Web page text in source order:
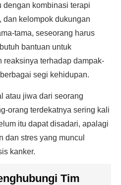
dengan kombinasi terapi
dan kelompok dukungan
tama, seseorang harus
bantuan untuk
reaksinya terhadap dampak-
segi kehidupan.
atau jiwa dari seorang
orang terdekatnya sering kali
itu dapat disadari, apalagi
dan stres yang muncul
kanker.
Tim